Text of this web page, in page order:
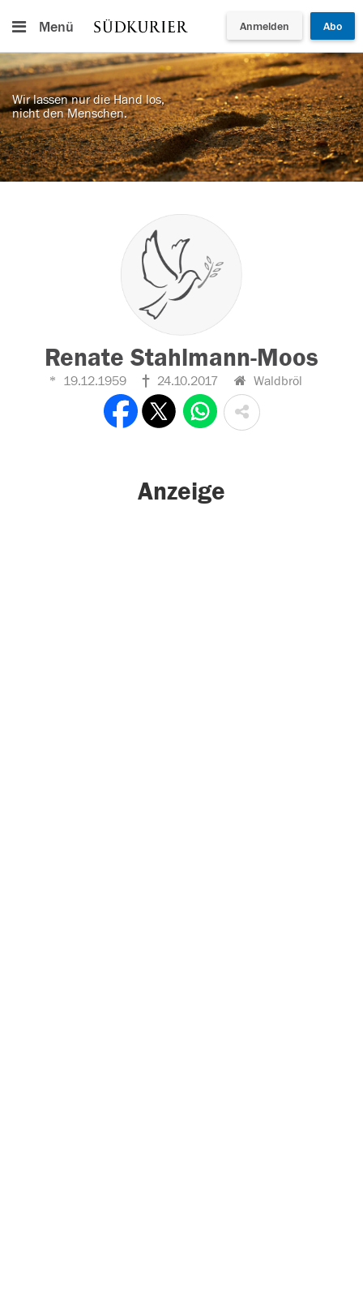
Menü Anmelden Abo
Wir lassen nur die Hand los,
nicht den Menschen.
Renate Stahlmann-Moos
19.12.1959 24.10.2017 Waldbröl
Anzeige